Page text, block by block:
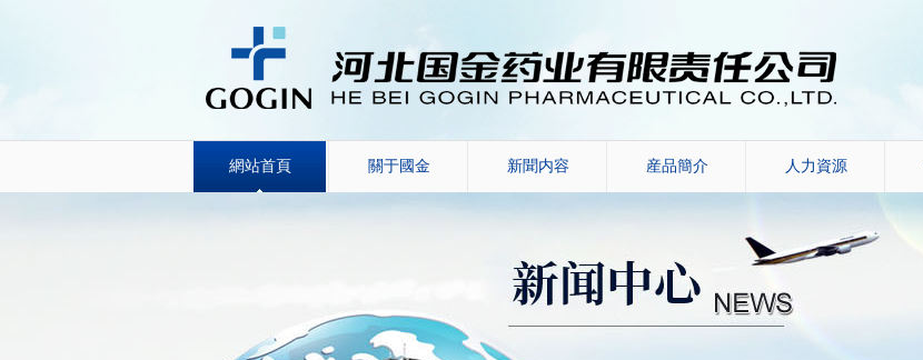
網站首頁 關于國金 新聞内容 産品簡介 人力資源